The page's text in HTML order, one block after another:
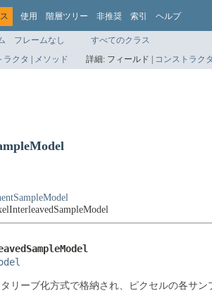
使用 階層ツリー 非推奨 索引 ヘルプ
フレームなし すべてのクラス
ラクタ | メソッド 詳細: フィールド | コンストラクタ
リーブ化方式で格納され、ピクセルの各サ